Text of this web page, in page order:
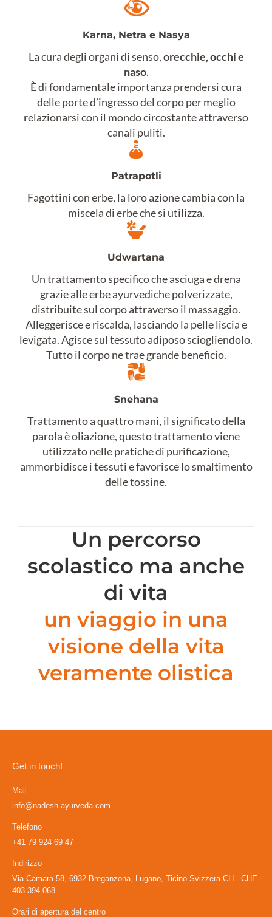
Karna, Netra e Nasya
La cura degli organi di senso,orecchie, occhi e
naso.
È di fondamentale importanza prendersi cura
delle porte d’ingresso del corpo per meglio
relazionarsi con il mondo circostante attraverso
canali puliti.
Patrapotli
Fagottini con erbe, la loro azione cambia con la
miscela di erbe che si utilizza.
Udwartana
Un trattamento specifico che asciuga e drena
grazie alle erbe ayurvediche polverizzate,
distribuite sul corpo attraverso il massaggio.
Alleggerisce e riscalda, lasciando la pelle liscia e
levigata. Agisce sul tessuto adiposo sciogliendolo.
Tutto il corpo ne trae grande beneficio.
Snehana
Trattamento a quattro mani, il significato della
parola è oliazione, questo trattamento viene
utilizzato nelle pratiche di purificazione,
ammorbidisce i tessuti e favorisce lo smaltimento
delle tossine.
Un percorso
scolastico ma anche
di vita
un viaggio in una
visione della vita
veramente olistica
Get in touch!
Mail
info@nadesh-ayurveda.com
Telefono
+41 79 924 69 47
Indirizzo
Via Camara 58, 6932 Breganzona, Lugano, Ticino Svizzera CH - CHE-
403.394.068
Orari di apertura del centro